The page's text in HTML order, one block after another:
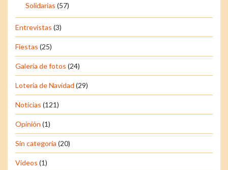
Solidarias (57)
Entrevistas (3)
Fiestas (25)
Galería de fotos (24)
Lotería de Navidad (29)
Noticias (121)
Opinión (1)
Sin categoría (20)
Vídeos (1)